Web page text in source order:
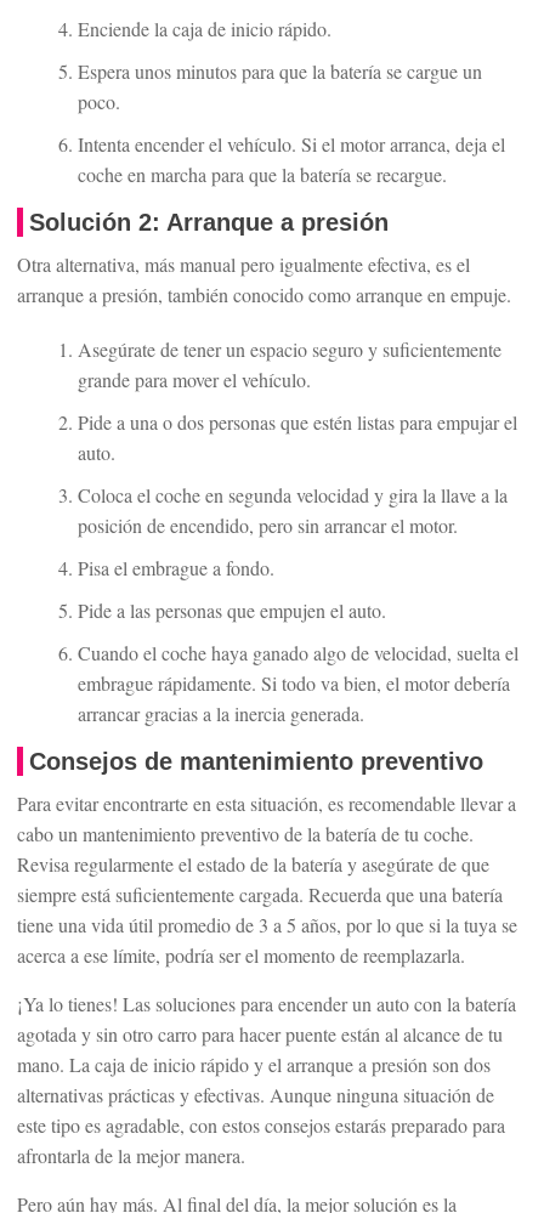
Enciende la caja de inicio rápido.
Espera unos minutos para que la batería se cargue un
poco.
Intenta encender el vehículo. Si el motor arranca, deja el
coche en marcha para que la batería se recargue.
Solución 2: Arranque a presión
Otra alternativa, más manual pero igualmente efectiva, es el
arranque a presión, también conocido como arranque en empuje.
Asegúrate de tener un espacio seguro y suficientemente
grande para mover el vehículo.
Pide a una o dos personas que estén listas para empujar el
auto.
Coloca el coche en segunda velocidad y gira la llave a la
posición de encendido, pero sin arrancar el motor.
Pisa el embrague a fondo.
Pide a las personas que empujen el auto.
Cuando el coche haya ganado algo de velocidad, suelta el
embrague rápidamente. Si todo va bien, el motor debería
arrancar gracias a la inercia generada.
Consejos de mantenimiento preventivo
Para evitar encontrarte en esta situación, es recomendable llevar a
cabo un mantenimiento preventivo de la batería de tu coche.
Revisa regularmente el estado de la batería y asegúrate de que
siempre está suficientemente cargada. Recuerda que una batería
tiene una vida útil promedio de 3 a 5 años, por lo que si la tuya se
acerca a ese límite, podría ser el momento de reemplazarla.
¡Ya lo tienes! Las soluciones para encender un auto con la batería
agotada y sin otro carro para hacer puente están al alcance de tu
mano. La caja de inicio rápido y el arranque a presión son dos
alternativas prácticas y efectivas. Aunque ninguna situación de
este tipo es agradable, con estos consejos estarás preparado para
afrontarla de la mejor manera.
Pero aún hay más. Al final del día, la mejor solución es la